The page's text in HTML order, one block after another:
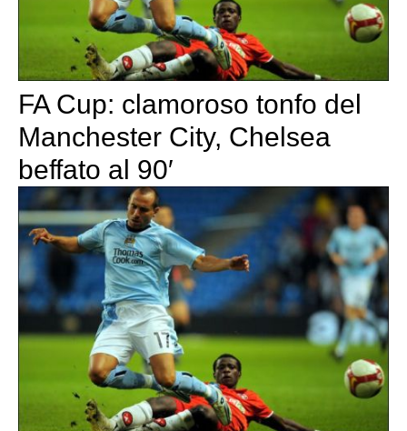
FA Cup: clamoroso tonfo del
Manchester City, Chelsea
beffato al 90′